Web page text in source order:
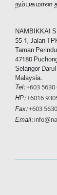
நம்பகமான
NAMBIKKAI
55-1, Jalan
Taman
47180
Selangor
Malaysia.
Tel:+603 5630
HP:+6016
Fax: +603
Email: